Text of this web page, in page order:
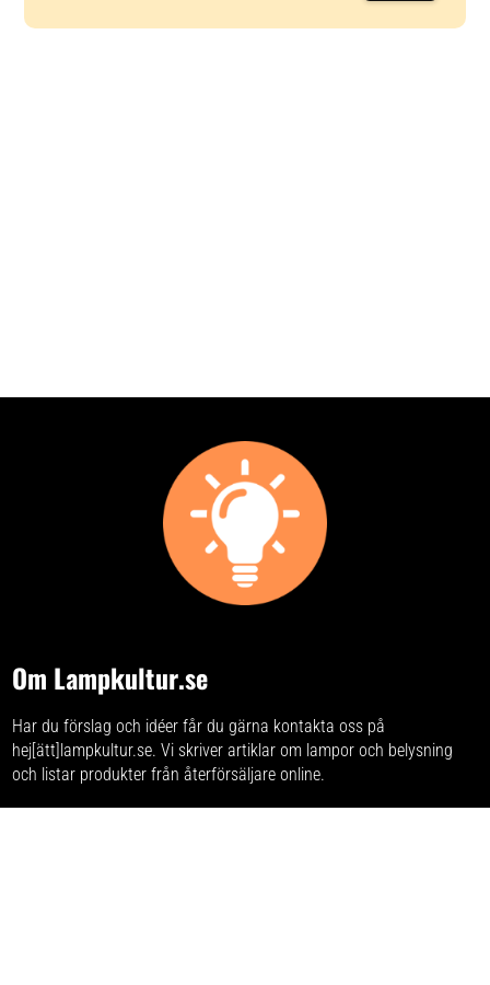
Om Lampkultur.se
Har du förslag och idéer får du gärna kontakta oss på
hej[ätt]lampkultur.se. Vi skriverartiklar om lampor och belysning
och listar produkter från återförsäljare online.